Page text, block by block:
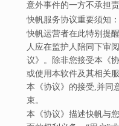
意外事件的一方不承担责
快帆服务协议重要须知：
快帆运营者在此特别提
人应在监护人陪同下审
议》。除非您接受本《
或使用本软件及其相关
本《协议》的接受,并同
束。
本《协议》描述快帆与